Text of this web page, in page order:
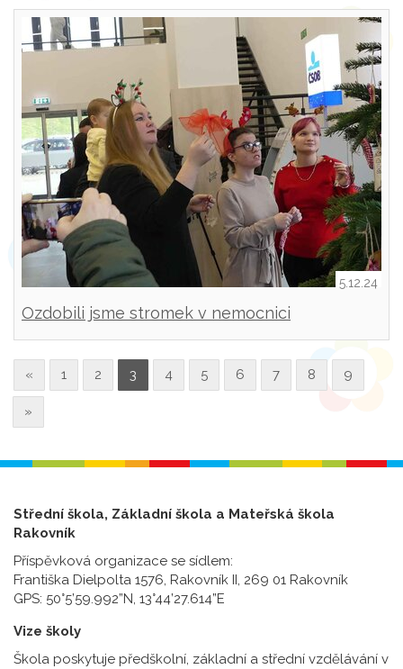
5.12.24
Ozdobili jsme stromek v nemocnici
« 1 2 3 4 5 6 7 8 9
»
Střední škola, Základní škola a Mateřská škola
Rakovník
Příspěvková organizace se sídlem:
Františka Dielpolta 1576, Rakovník II, 269 01 Rakovník
GPS: 50°5’59.992”N, 13°44’27.614”E
Vize školy
Škola poskytuje předškolní, základní a střední vzdělávání v